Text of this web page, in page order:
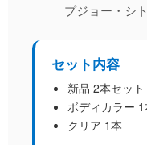
プジョー・シ
セット内容
新品 2本セット
ボディカラー 1
クリア 1本